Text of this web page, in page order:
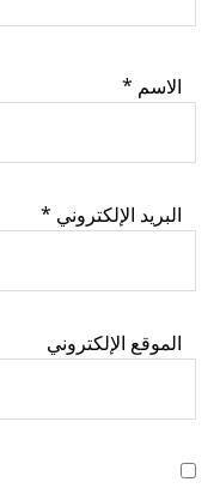
الاسم *
البريد الإلكتروني *
الموقع الإلكتروني